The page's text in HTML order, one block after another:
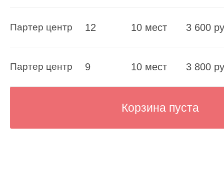
Партер центр 12 10 мест 3 600
Партер центр 9 10 мест 3 800
Корзина пуста